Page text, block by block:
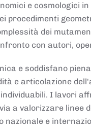
e cosmologici
procedimenti
dei
con autori,
e soddisfano
e articolazione
I lavori
a valorizzare linee
e